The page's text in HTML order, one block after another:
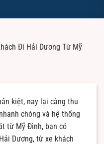
Đi Hải Dương Từ Mỹ
kiệt, nay lại càng thu
chóng và hệ thống
từ Mỹ Đình, bạn có
Dương, từ xe khách